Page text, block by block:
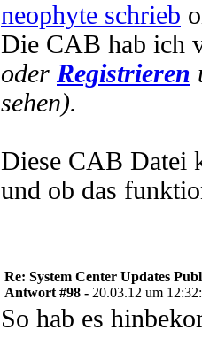
neophyte schrieb
Die CAB hab ich
oder Registrieren
sehen).
Diese CAB Datei
und ob das
Re: System Center Updates
Antwort #98 - 20.03.12 um
So hab es